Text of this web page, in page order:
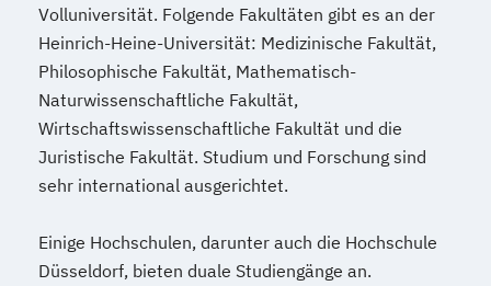
Volluniversität. Folgende Fakultäten gibt es an der
Heinrich-Heine-Universität: Medizinische Fakultät,
Philosophische Fakultät, Mathematisch-
Naturwissenschaftliche Fakultät,
Wirtschaftswissenschaftliche Fakultät und die
Juristische Fakultät. Studium und Forschung sind
sehr international ausgerichtet.
Einige Hochschulen, darunter auch die Hochschule
Düsseldorf, bieten duale Studiengänge an.